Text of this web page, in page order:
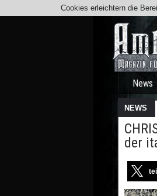
News
NEWS
der
Cookies erleichtern die